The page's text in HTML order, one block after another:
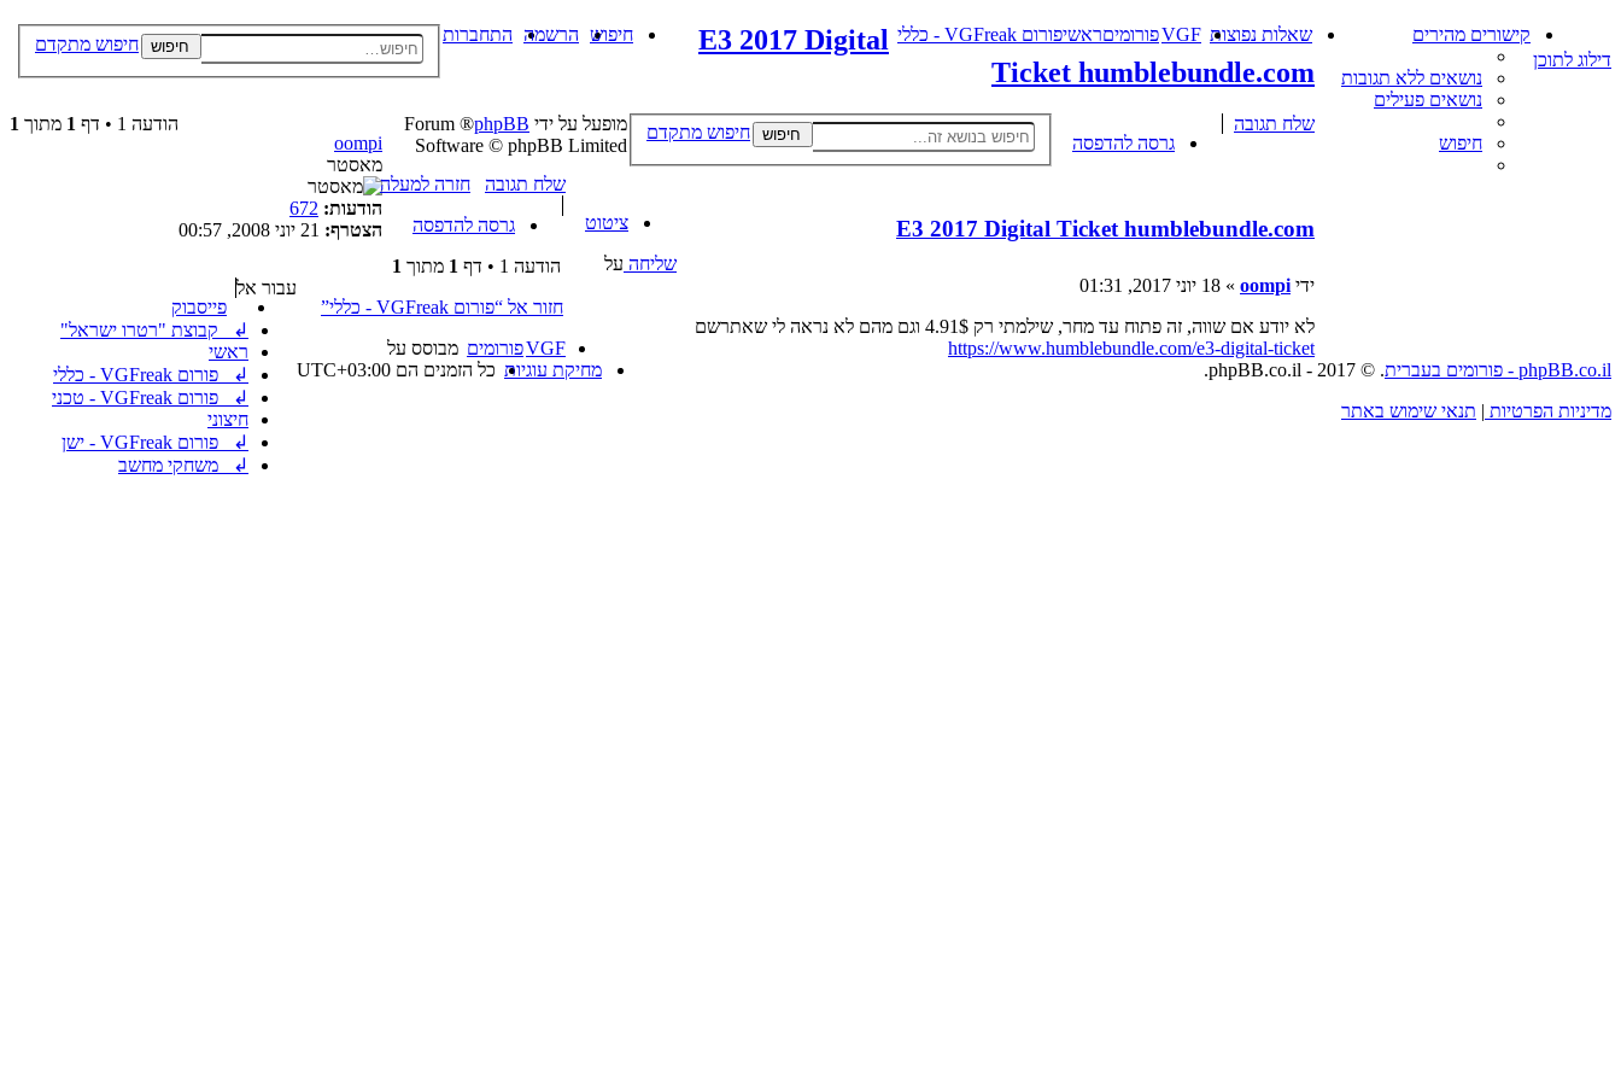
דילוג לתוכן
חיפוש חיפוש מתקדם קישורים מהירים
נושאים ללא תגובות
נושאים פעילים
חיפוש
שאלות נפוצות התחברות הרשמה VGFפורומיםראשיפורום VGFreak - כללי חיפוש
E3 2017 Digital
Ticket humblebundle.com
שלח תגובה
גרסה להדפסה
חיפוש חיפוש מתקדם הודעה 1 • דף 1 מתוך 1
oompi
מאסטר
הודעות: 672
הצטרף:
E3 2017 Digital Ticket humblebundle.com
ציטוט
שליחה על
ידי oompi
» 18 יוני 2017, 01:31
לא יודע אם שווה, זה פתוח עד מחר, שילמתי רק 4.91$ וגם מהם לא נראה לי שאתרשם
https://www.humblebundle.com/e3-digital-ticket
חזרה למעלה
שלח תגובה
גרסה להדפסה
הודעה 1 • דף
1 מתוך 1
חזור אל “פורום VGFreak - כללי”
עבור אל
פייסבוק
↲ קבוצת "רטרו ישראל"
ראשי
↲ פורום VGFreak - כללי
↲ פורום VGFreak - טכני
חיצוני
↲ פורום VGFreak - ישן
↲ משחקי מחשב
VGFפורומים
כל הזמנים הם UTC+03:00 מחיקת עוגיות
מופעל על ידי phpBB
® Forum
Software © phpBB Limited
מבוסס על
phpBB.co.il - פורומים בעברית
. © 2017 - phpBB.co.il.
מדיניות הפרטיות | תנאי שימוש באתר